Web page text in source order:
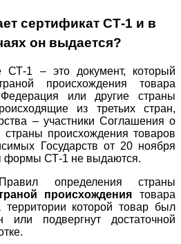
сертификат СТ-1 и в
он выдается?
1 – это документ, который
происхождения товара
или другие страны
из третьих стран,
– участники Соглашения о
происхождения товаров
Государств от 20 ноября
формы СТ-1 не выдаются.
определения страны
происхождения товара
территории которой товар был
или подвергнут достаточной